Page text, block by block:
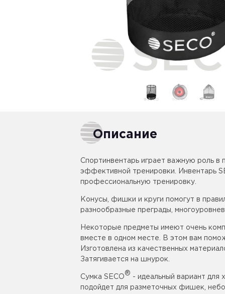
Описание
Спортинвентарь играет важную роль в
эффективной тренировки. Инвентарь
профессиональную тренировку.
Конусы, фишки и круги помогут в
разнообразные преграды,
Некоторые предметы имеют очень
вместе в одном месте. В этом вам
Изготовлена из качественных
Затягивается на шнурок.
Сумка SECO
®
- идеальный вариант для
подойдет для разметочных фишек,